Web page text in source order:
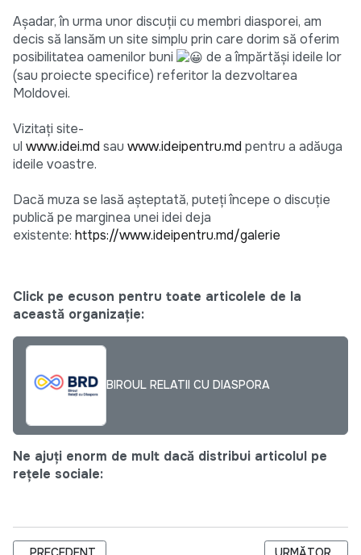
Așadar, în urma unor discuții cu membri diasporei, am
decis să lansăm un site simplu prin care dorim să oferim
posibilitatea oamenilor buni
de a împărtăși ideile lor
(sau proiecte specifice) referitor la dezvoltarea
Moldovei.
Vizitați site-
ul www.idei.md sau www.ideipentru.md pentru a adăuga
ideile voastre.
Dacă muza se lasă așteptată, puteți începe o discuție
publică pe marginea unei idei deja
existente: https://www.ideipentru.md/galerie
Click pe ecuson pentru toate articolele de la
această organizație:
BIROUL RELATII CU DIASPORA
Ne ajuți enorm de mult dacă distribui articolul pe
rețele sociale:
ARTICOL PRECEDENT: LEGALITATEA, INTEGRITATEA ȘI
ARTICOLUL